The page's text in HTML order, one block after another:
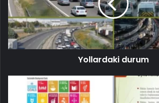
Yollardaki durum